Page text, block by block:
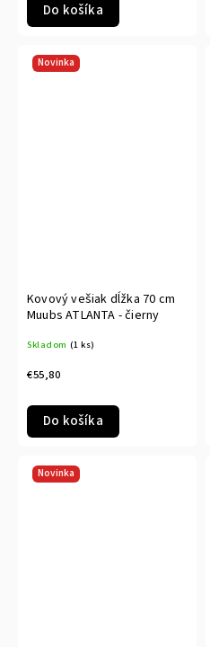
Do košíka
Novinka
Kovový vešiak dĺžka 70 cm
Muubs ATLANTA - čierny
Skladom (1 ks)
€55,80
Do košíka
Novinka